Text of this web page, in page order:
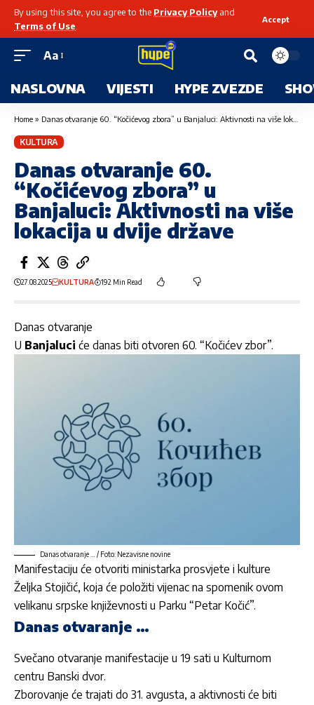
By using this site, you agree to the Privacy Policyand
Terms of Use
Accept
Aa
NASLOVNA VIJESTI HYPE ZVEZDE
Home » Danas otvaranje 60. “Kočićevog zbora” u Banjaluci: Aktivnosti na više lokacija u dvije države
KULTURA
Danas otvaranje 60.
“Kočićevog zbora” u
Banjaluci: Aktivnosti na više
lokacija u dvije države
27.08.2025 KULTURA 192 Min Read
Danas otvaranje
U Banjaluci će danas biti otvoren 60. “Kočićev zbor”.
Danas otvaranje … / Foto: Nezavisne novine
Manifestaciju će otvoriti ministarka prosvjete i kulture
Željka Stojičić, koja će položiti vijenac na spomenik ovom
velikanu srpske književnosti u Parku “Petar Kočić”.
Danas otvaranje …
Svečano otvaranje manifestacije u 19 sati u Kulturnom
centru Banski dvor.
Zborovanje će trajati do 31. avgusta, a aktivnosti će biti